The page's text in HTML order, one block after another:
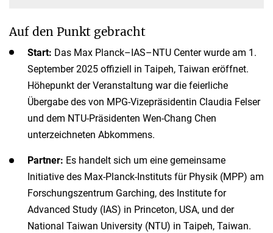
Auf den Punkt gebracht
Start: Das Max Planck–IAS–NTU Center wurde am 1.
September 2025 offiziell in Taipeh, Taiwan eröffnet.
Höhepunkt der Veranstaltung war die feierliche
Übergabe des von MPG-Vizepräsidentin Claudia Felser
und dem NTU-Präsidenten Wen-Chang Chen
unterzeichneten Abkommens.
Partner: Es handelt sich um eine gemeinsame
Initiative des Max-Planck-Instituts für Physik (MPP) am
Forschungszentrum Garching, des Institute for
Advanced Study (IAS) in Princeton, USA, und der
National Taiwan University (NTU) in Taipeh, Taiwan.